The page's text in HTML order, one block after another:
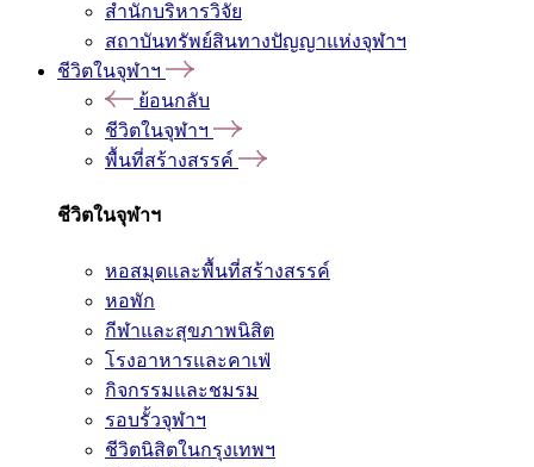
สำนักบริหารวิจัย
สถาบันทรัพย์สินทางปัญญาแห่งจุฬาฯ
ชีวิตในจุฬาฯ
ย้อนกลับ
ชีวิตในจุฬาฯ
พื้นที่สร้างสรรค์
ชีวิตในจุฬาฯ
หอสมุดและพื้นที่สร้างสรรค์
หอพัก
กีฬาและสุขภาพนิสิต
โรงอาหารและคาเฟ่
กิจกรรมและชมรม
รอบรั้วจุฬาฯ
ชีวิตนิสิตในกรุงเทพฯ